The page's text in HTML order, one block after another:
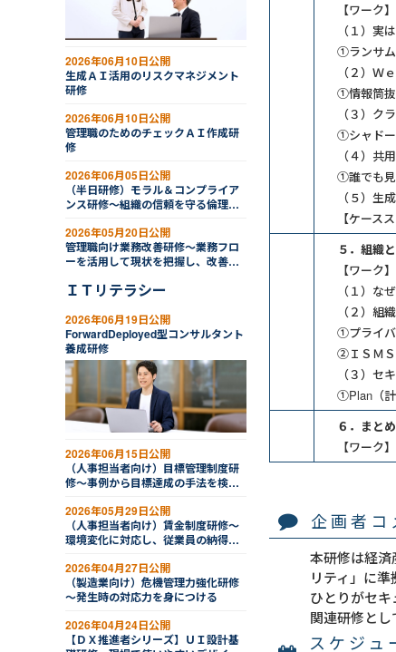
【ワーク
（１）実
①ランサ
（２）Ｗ
①情報筒
（３）ク
①シャド
（４）共
①誰でも
（５）生
【ケース
５．組織
【ワーク
（１）な
（２）組
①プライ
②ＩＳＭＳ
（３）セ
①Plan（
６．まとめ
【ワーク
企画者コ
本研修は経
リティ」に
ひとりがセキ
関連研修とし
スケジュ
2026年06月10日公開
生成ＡＩ活用のリスクマネジメント
研修
2026年06月10日公開
管理職のためのチェックＡＩ作成研
修
2026年06月05日公開
（半日研修）モラル＆コンプライア
ンス研修～組織の信頼を守る倫理的
2026年05月20日公開
管理職向け業務改善研修～業務フロ
ーを活用して現状を把握し、改善を
ＩＴリテラシー
2026年06月19日公開
ForwardDeployed型コンサルタント
養成研修
2026年06月15日公開
（人事担当者向け）目標管理制度研
修～事例から目標達成の手法を検討
2026年05月29日公開
（人事担当者向け）賃金制度研修～
環境変化に対応し、従業員の納得感
2026年04月27日公開
（製造業向け）危機管理力強化研修
～発生時の対応力を身につける
2026年04月24日公開
【ＤＸ推進者シリーズ】ＵＩ設計基